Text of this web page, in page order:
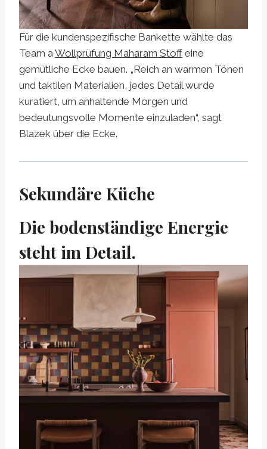
Für die kundenspezifische Bankette wählte das
Team a Wollprüfung Maharam Stoff eine
gemütliche Ecke bauen. „Reich an warmen Tönen
und taktilen Materialien, jedes Detail wurde
kuratiert, um anhaltende Morgen und
bedeutungsvolle Momente einzuladen“, sagt
Blazek über die Ecke.
Sekundäre Küche
Die bodenständige Energie
steht im Detail.